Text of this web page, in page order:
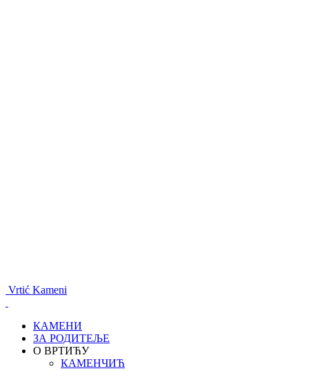
Vrtić Kameni
КАМЕНИ
ЗА РОДИТЕЉЕ
О ВРТИЋУ
КАМЕНЧИЋ